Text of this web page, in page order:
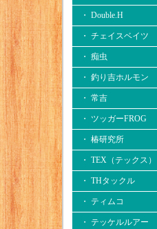
・ Double.H
・ チェイスベイツ
・ 痴虫
・ 釣り吉ホルモン
・ 常吉
・ ツッガーFROG
・ 椿研究所
・ TEX（テックス）
・ THタックル
・ ティムコ
・ テッケルルアー